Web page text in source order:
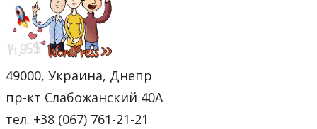
49000, Украина, Днепр
пр-кт Слабожанский 40А
тел. +38 (067) 761-21-21